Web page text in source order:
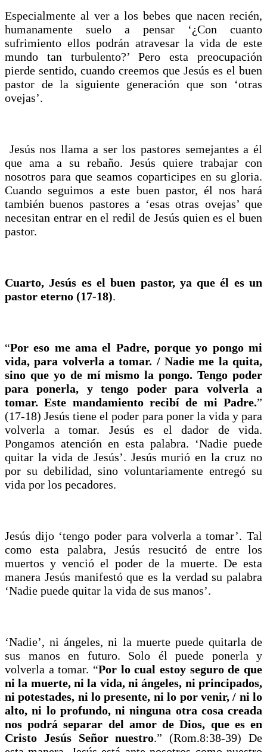
Especialmente al ver a los bebes que nacen recién,
humanamente suelo a pensar ‘¿Con cuanto
sufrimiento ellos podrán atravesar la vida de este
mundo tan turbulento?’ Pero esta preocupación
pierde sentido, cuando creemos que Jesús es el buen
pastor de la siguiente generación que son ‘otras
ovejas’.
Jesús nos llama a ser los pastores semejantes a él
que ama a su rebaño. Jesús quiere trabajar con
nosotros para que seamos coparticipes en su gloria.
Cuando seguimos a este buen pastor, él nos hará
también buenos pastores a ‘esas otras ovejas’ que
necesitan entrar en el redil de Jesús quien es el buen
pastor.
Cuarto, Jesús es el buen pastor, ya que él es un
pastor eterno (17-18).
“Por eso me ama el Padre, porque yo pongo mi
vida, para volverla a tomar. / Nadie me la quita,
sino que yo de mí mismo la pongo. Tengo poder
para ponerla, y tengo poder para volverla a
tomar. Este mandamiento recibí de mi Padre.”
(17-18) Jesús tiene el poder para poner la vida y para
volverla a tomar. Jesús es el dador de vida.
Pongamos atención en esta palabra. ‘Nadie puede
quitar la vida de Jesús’. Jesús murió en la cruz no
por su debilidad, sino voluntariamente entregó su
vida por los pecadores.
Jesús dijo ‘tengo poder para volverla a tomar’. Tal
como esta palabra, Jesús resucitó de entre los
muertos y venció el poder de la muerte. De esta
manera Jesús manifestó que es la verdad su palabra
‘Nadie puede quitar la vida de sus manos’.
‘Nadie’, ni ángeles, ni la muerte puede quitarla de
sus manos en futuro. Solo él puede ponerla y
volverla a tomar. “Por lo cual estoy seguro de que
ni la muerte, ni la vida, ni ángeles, ni principados,
ni potestades, ni lo presente, ni lo por venir, / ni lo
alto, ni lo profundo, ni ninguna otra cosa creada
nos podrá separar del amor de Dios, que es en
Cristo Jesús Señor nuestro.” (Rom.8:38-39) De